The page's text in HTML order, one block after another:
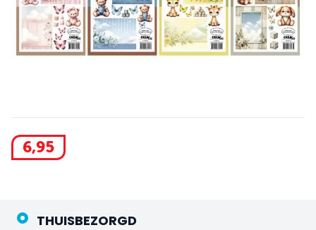
6,95
THUISBEZORGD